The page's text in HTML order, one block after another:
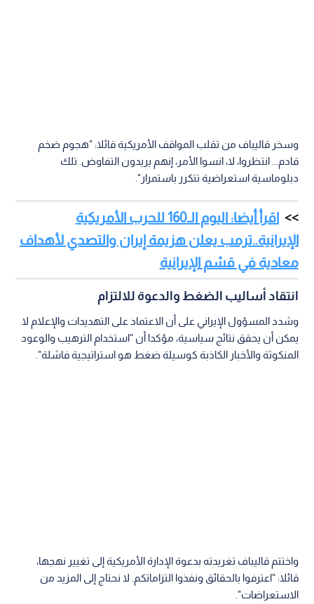
وسخر قاليباف من تقلب المواقف الأمريكية قائلا: "هجوم ضخم
قادم... انتظروا، لا، انسوا الأمر، إنهم يريدون التفاوض. تلك
دبلوماسية استعراضية تتكرر باستمرار".
اقرأ أيضا: اليوم الـ160 للحرب الأمريكية
الإيرانية..ترمب يعلن هزيمة إيران والتصدي لأهداف
معادية في قشم الإيرانية
انتقاد أساليب الضغط والدعوة للالتزام
وشدد المسؤول الإيراني على أن الاعتماد على التهديدات والإعلام لا
يمكن أن يحقق نتائج سياسية، مؤكدا أن "استخدام الترهيب والوعود
المنكوثة والأخبار الكاذبة كوسيلة ضغط هو استراتيجية فاشلة".
واختتم قاليباف تغريدته بدعوة الإدارة الأمريكية إلى تغيير نهجها،
قائلا: "اعترفوا بالحقائق ونفذوا التزاماتكم. لا نحتاج إلى المزيد من
الاستعراضات".